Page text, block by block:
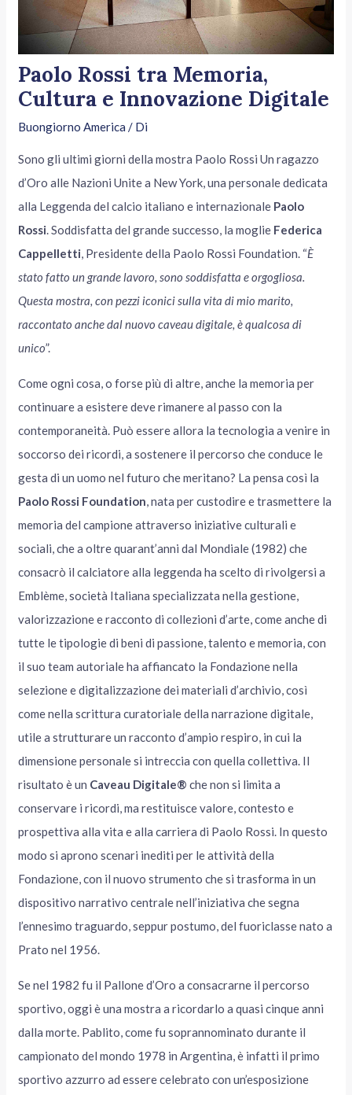
Paolo Rossi tra Memoria,
Cultura e Innovazione Digitale
Buongiorno America / Di
Sono gli ultimi giorni della mostra Paolo Rossi Un ragazzo
d’Oro alle Nazioni Unite a New York, una personale dedicata
alla Leggenda del calcio italiano e internazionale Paolo
Rossi. Soddisfatta del grande successo, la moglie Federica
Cappelletti, Presidente della Paolo Rossi Foundation. “È
stato fatto un grande lavoro, sono soddisfatta e orgogliosa.
Questa mostra, con pezzi iconici sulla vita di mio marito,
raccontato anche dal nuovo caveau digitale, è qualcosa di
unico”.
Come ogni cosa, o forse più di altre, anche la memoria per
continuare a esistere deve rimanere al passo con la
contemporaneità. Può essere allora la tecnologia a venire in
soccorso dei ricordi, a sostenere il percorso che conduce le
gesta di un uomo nel futuro che meritano? La pensa così la
Paolo Rossi Foundation, nata per custodire e trasmettere la
memoria del campione attraverso iniziative culturali e
sociali, che a oltre quarant’anni dal Mondiale (1982) che
consacrò il calciatore alla leggenda ha scelto di rivolgersi a
Emblème, società Italiana specializzata nella gestione,
valorizzazione e racconto di collezioni d’arte, come anche di
tutte le tipologie di beni di passione, talento e memoria, con
il suo team autoriale ha affiancato la Fondazione nella
selezione e digitalizzazione dei materiali d’archivio, così
come nella scrittura curatoriale della narrazione digitale,
utile a strutturare un racconto d’ampio respiro, in cui la
dimensione personale si intreccia con quella collettiva. Il
risultato è un Caveau Digitale®️ che non si limita a
conservare i ricordi, ma restituisce valore, contesto e
prospettiva alla vita e alla carriera di Paolo Rossi. In questo
modo si aprono scenari inediti per le attività della
Fondazione, con il nuovo strumento che si trasforma in un
dispositivo narrativo centrale nell’iniziativa che segna
l’ennesimo traguardo, seppur postumo, del fuoriclasse nato a
Prato nel 1956.
Se nel 1982 fu il Pallone d’Oro a consacrarne il percorso
sportivo, oggi è una mostra a ricordarlo a quasi cinque anni
dalla morte. Pablito, come fu soprannominato durante il
campionato del mondo 1978 in Argentina, è infatti il primo
sportivo azzurro ad essere celebrato con un’esposizione